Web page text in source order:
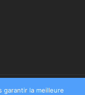
garantir la meilleure